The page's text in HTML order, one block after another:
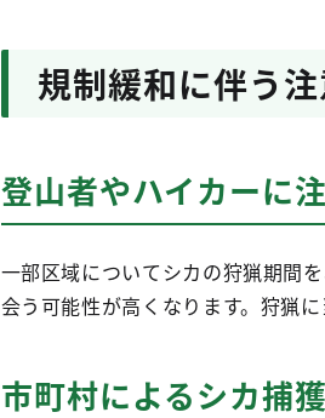
規制緩和に伴う
登山者やハイカーに
一部区域についてシカの狩猟期間
会う可能性が高くなります。狩猟
市町村によるシカ捕